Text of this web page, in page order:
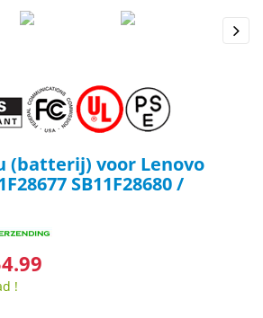
(batterij) voor Lenovo
SB11F28680 /
!